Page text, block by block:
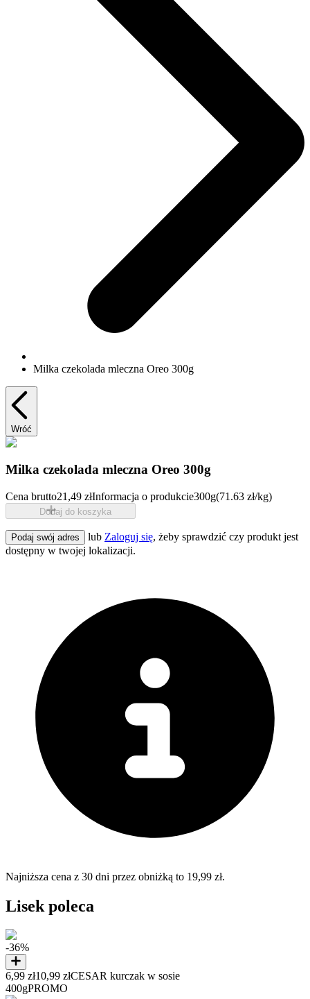
Milka czekolada mleczna Oreo 300g
Wróć
Milka czekolada mleczna Oreo 300g
Cena brutto21,49 złInformacja o produkcie300g(71.63 zł/kg)
Dodaj do koszyka
Podaj swój adres lub Zaloguj się, żeby sprawdzić czy produkt jest
dostępny w twojej lokalizacji.
Najniższa cena z 30 dni przez obniżką to 19,99 zł.
Lisek poleca
-36%
6,99 zł10,99 złCESAR kurczak w sosie
400gPROMO